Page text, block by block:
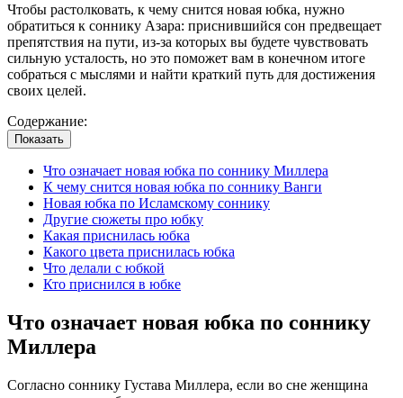
Чтобы растолковать, к чему снится новая юбка, нужно
обратиться к соннику Азара: приснившийся сон предвещает
препятствия на пути, из-за которых вы будете чувствовать
сильную усталость, но это поможет вам в конечном итоге
собраться с мыслями и найти краткий путь для достижения
своих целей.
Содержание:
Показать
Что означает новая юбка по соннику Миллера
К чему снится новая юбка по соннику Ванги
Новая юбка по Исламскому соннику
Другие сюжеты про юбку
Какая приснилась юбка
Какого цвета приснилась юбка
Что делали с юбкой
Кто приснился в юбке
Что означает новая юбка по соннику
Миллера
Согласно соннику Густава Миллера, если во сне женщина